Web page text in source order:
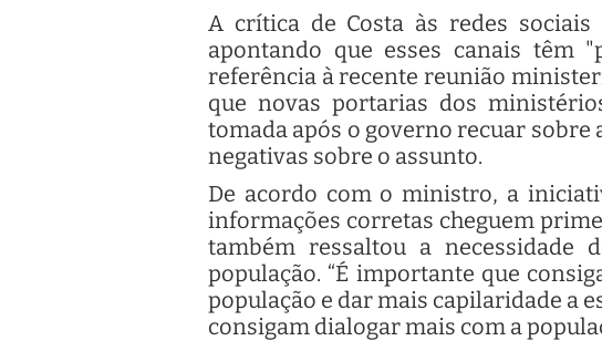
A crítica de Costa às redes
apontando que esses canais têm
referência à recente reunião
que novas portarias dos
tomada após o governo recuar sobre
negativas sobre o assunto.
De acordo com o ministro, a
informações corretas cheguem
também ressaltou a necessidade
população. “É importante que
população e dar mais capilaridade a
consigam dialogar mais com a